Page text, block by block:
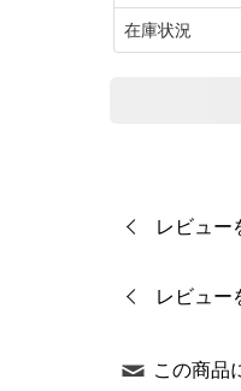
在庫状況
レビュー
レビュー
この商品